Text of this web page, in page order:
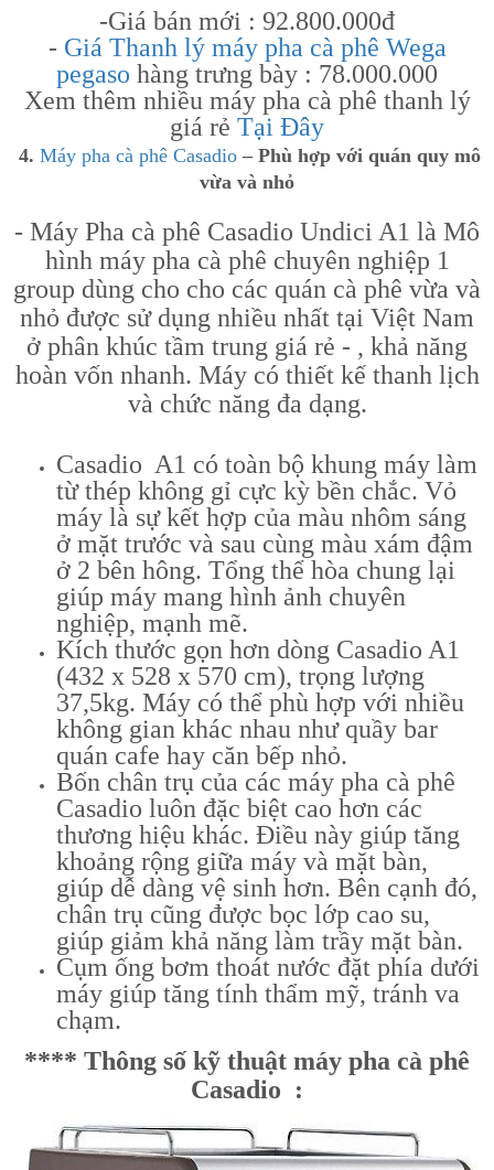
-Giá bán mới : 92.800.000đ
- Giá Thanh lý máy pha cà phê Wega
pegaso hàng trưng bày : 78.000.000
Xem thêm nhiều máy pha cà phê thanh lý
giá rẻ Tại Đây
4. Máy pha cà phê Casadio – Phù hợp với quán quy mô
vừa và nhỏ
- Máy Pha cà phê Casadio Undici A1 là Mô
hình máy pha cà phê chuyên nghiệp 1
group dùng cho cho các quán cà phê vừa và
nhỏ được sử dụng nhiều nhất tại Việt Nam
ở phân khúc tầm trung giá rẻ - , khả năng
hoàn vốn nhanh. Máy có thiết kế thanh lịch
và chức năng đa dạng.
Casadio A1 có toàn bộ khung máy làm
từ thép không gỉ cực kỳ bền chắc. Vỏ
máy là sự kết hợp của màu nhôm sáng
ở mặt trước và sau cùng màu xám đậm
ở 2 bên hông. Tổng thể hòa chung lại
giúp máy mang hình ảnh chuyên
nghiệp, mạnh mẽ.
Kích thước gọn hơn dòng Casadio A1
(432 x 528 x 570 cm), trọng lượng
37,5kg. Máy có thể phù hợp với nhiều
không gian khác nhau như quầy bar
quán cafe hay căn bếp nhỏ.
Bốn chân trụ của các máy pha cà phê
Casadio luôn đặc biệt cao hơn các
thương hiệu khác. Điều này giúp tăng
khoảng rộng giữa máy và mặt bàn,
giúp dễ dàng vệ sinh hơn. Bên cạnh đó,
chân trụ cũng được bọc lớp cao su,
giúp giảm khả năng làm trầy mặt bàn.
Cụm ống bơm thoát nước đặt phía dưới
máy giúp tăng tính thẩm mỹ, tránh va
chạm.
**** Thông số kỹ thuật máy pha cà phê
Casadio :